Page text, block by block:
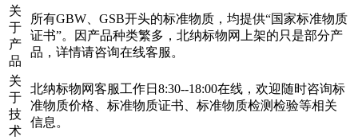
关
于
产
品
所有GBW、GSB开头的标准物质，均提供“国家标准物质
证书”。因产品种类繁多，北纳标物网上架的只是部分产
品，详情请咨询在线客服。
关
于
技
术
北纳标物网客服工作日8:30--18:00在线，欢迎随时咨询标
准物质价格、标准物质证书、标准物质检测检验等相关
信息。